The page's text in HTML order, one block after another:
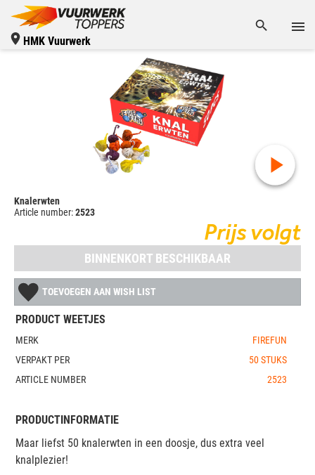
HMK Vuurwerk
Knalerwten
Article number:2523
Prijs volgt
BINNENKORT BESCHIKBAAR
TOEVOEGEN AAN WISH LIST
PRODUCT WEETJES
MERK
FIREFUN
VERPAKT PER
50 STUKS
ARTICLE NUMBER
2523
PRODUCTINFORMATIE
Maar liefst 50 knalerwten in een doosje, dus extra veel
knalplezier!